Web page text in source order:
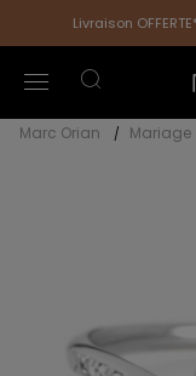
Livraison
Marc Orian Mariage